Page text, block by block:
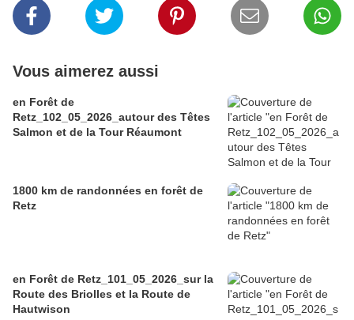
Vous aimerez aussi
en Forêt de
Retz_102_05_2026_autour des Têtes
Salmon et de la Tour Réaumont
1800 km de randonnées en forêt de
Retz
en Forêt de Retz_101_05_2026_sur la
Route des Briolles et la Route de
Hautwison